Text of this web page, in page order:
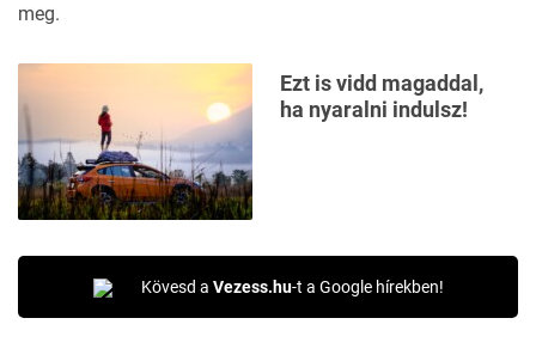
meg.
Ezt is vidd magaddal,
ha nyaralni indulsz!
Kövesd a Vezess.hu-t a Google hírekben!